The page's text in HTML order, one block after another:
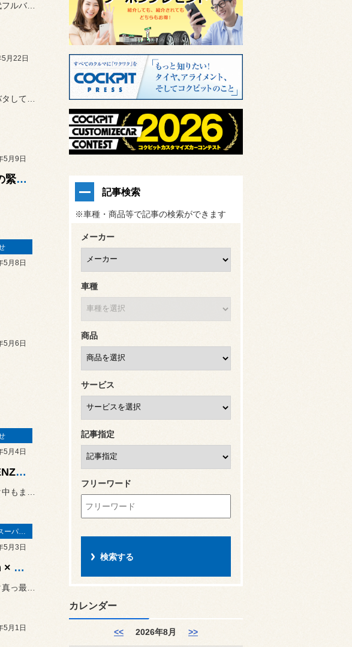
こんにちはコクピットモリオカです。 話題のレカロ新世代フルバケットシ...
月22日
5月9日
2025年5月31日まで「夏タイヤ値上がり前の緊急キャンペーン」実施‼️
5月8日
5月6日
5月4日
【BMG レガシィB4】へ【BBS RF × POTENZA S007A】！ ７月よりBBSホイール価格改定も発表！
スーパーカー/スーパースポーツ/ヴィンテージカー
5月3日
【R35GT-R】へ【TWS Exspur RN2＋udm × POTENZA RE-71RS】！
5月1日
記事検索
※車種・商品等で記事の検索ができます
メーカー
車種
商品
サービス
記事指定
フリーワード
カレンダー
<< 2026年8月 >>